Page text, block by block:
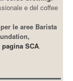
e del coffee
le aree Barista
pagina SCA.